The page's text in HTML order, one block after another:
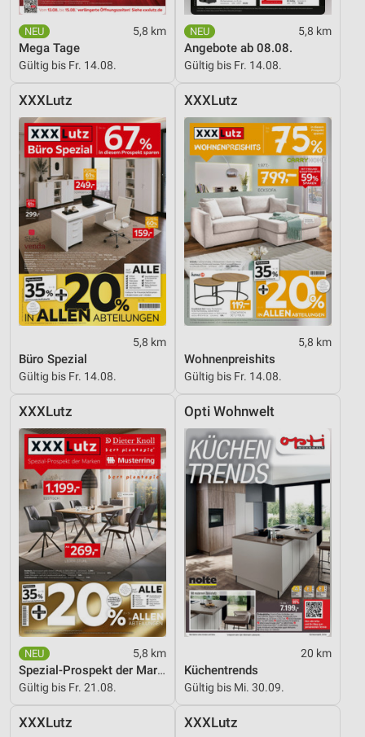
5,8 km
Mega Tage
Gültig bis Fr. 14.08.
5,8 km
Angebote ab 08.08.
Gültig bis Fr. 14.08.
XXXLutz
5,8 km
Büro Spezial
Gültig bis Fr. 14.08.
XXXLutz
5,8 km
Wohnenpreishits
Gültig bis Fr. 14.08.
XXXLutz
5,8 km
Spezial-Prospekt der Marken
Gültig bis Fr. 21.08.
Opti Wohnwelt
20 km
Küchentrends
Gültig bis Mi. 30.09.
XXXLutz XXXLutz
von Inhalten
Verwendung von Profilen zur Auswahl
personalisierter Inhalte
Messung der Performance von Inhalten
Analyse von Zielgruppen durch Statistiken oder
Kombinationen von Daten aus verschiedenen
Quellen
Entwicklung und Verbesserung der Angebote
Verwendung reduzierter Daten zur Auswahl von
Inhalten
IAB-Besonderheiten:
Verwendung genauer Standortdaten
Geräte anhand von aktiv angeforderten
Informationen identifizieren
Notwendig
Performance
Funktional
Werbung